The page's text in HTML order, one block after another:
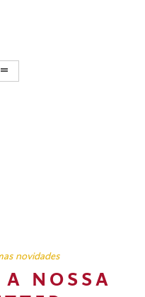
novidades
A NOSSA